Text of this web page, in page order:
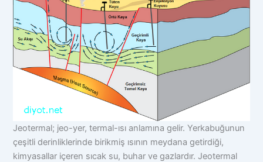
Jeotermal; jeo-yer, termal-ısı anlamına gelir. Yerkabuğunun
çeşitli derinliklerinde birikmiş ısının meydana getirdiği,
kimyasallar içeren sıcak su, buhar ve gazlardır. Jeotermal